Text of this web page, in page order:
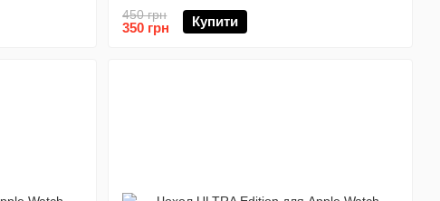
450 грн
350 грн Купити